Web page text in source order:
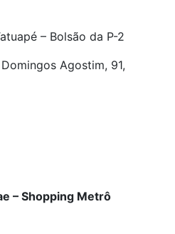
– Bolsão da P-2
Agostim, 91,
– Shopping Metrô